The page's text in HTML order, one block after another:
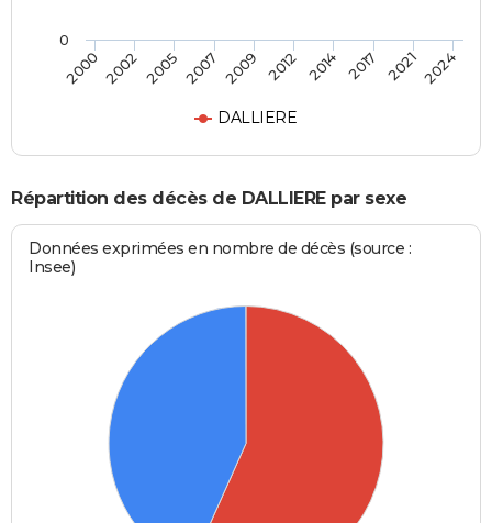
DALLIERE
2000 2002 2005 2007 2009 2012 2014 2017 20212024
0
Répartition des décès de DALLIERE par sexe
Données exprimées en nombre de décès (source :
Insee)